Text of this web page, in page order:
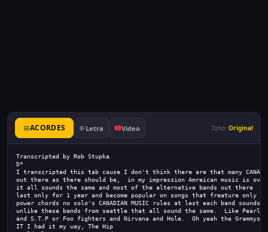
ACORDES Letra Video Tono: Original
Transcripted by Rob Stupka
D*
I transcripted this tab cause I don't think there are that many
out there as there should be,  in my impression Amreican music is
it all sounds the same and most of the alternative bands out there
last only for 1 year and become popular on songs that freature only
power chords no solo's CANADIAN MUSIC rules at lest each band sounds
unlike these bands from seattle that all sound the same.  Like Pearl
and S.T.P or Foo fighters and Nirvana and Hole.  Oh yeah the
IT I had it my way, The Hip